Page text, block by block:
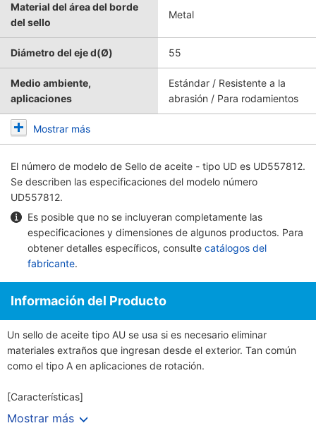
Material del área del borde
del sello
Metal
Diámetro del eje d(Ø) 55
Medio ambiente,
aplicaciones
Estándar / Resistente a la
abrasión / Para rodamientos
Mostrar más
El número de modelo de Sello de aceite - tipo UD es UD557812.
Se describen las especificaciones del modelo número
UD557812.
Es posible que no se incluyeran completamente las
especificaciones y dimensiones de algunos productos. Para
obtener detalles específicos, consulte catálogos del
fabricante.
Información del Producto
Un sello de aceite tipo AU se usa si es necesario eliminar
materiales extraños que ingresan desde el exterior. Tan común
como el tipo A en aplicaciones de rotación.
[Características]
· Un sello de aceite sella las fugas de lubricante en los cojinetes.
Mostrar más